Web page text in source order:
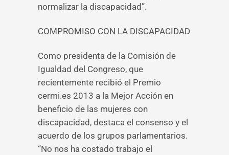
normalizar la discapacidad”.
COMPROMISO CON LA DISCAPACIDAD
Como presidenta de la Comisión de
Igualdad del Congreso, que
recientemente recibió el Premio
cermi.es 2013 a la Mejor Acción en
beneficio de las mujeres con
discapacidad, destaca el consenso y el
acuerdo de los grupos parlamentarios.
“No nos ha costado trabajo el